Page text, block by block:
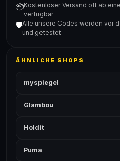
📦Kostenloser Versand oft ab
verfügbar
🛡️Alle unsere Codes werden vor
und getestet
ÄHNLICHE SHOPS
myspiegel
Glambou
Holdit
Puma